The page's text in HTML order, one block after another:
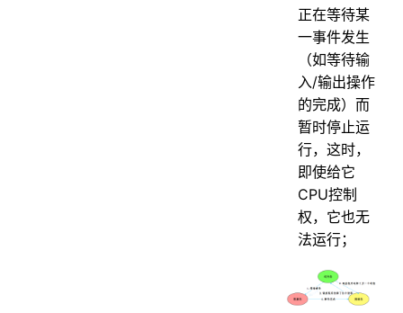
正在等待某
⼀事件发⽣
（如等待输
⼊/输出操作
的完成）⽽
暂时停⽌运
⾏，这时，
即使给它
CPU控制
权，它也⽆
法运⾏；